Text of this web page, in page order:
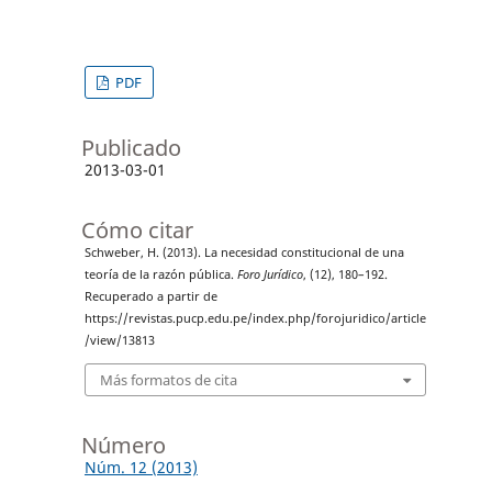
PDF
Publicado
2013-03-01
Cómo citar
Schweber, H. (2013). La necesidad constitucional de una
teoría de la razón pública. Foro Jurídico, (12), 180–192.
Recuperado a partir de
https://revistas.pucp.edu.pe/index.php/forojuridico/article
/view/13813
Más formatos de cita
Número
Núm. 12 (2013)